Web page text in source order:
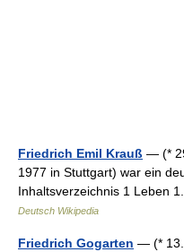
Friedrich Emil Krauß — (*
1977 in Stuttgart) war ein
Inhaltsverzeichnis 1 Leben
Deutsch Wikipedia
Friedrich Gogarten — (* 13.